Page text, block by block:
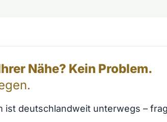
Nähe? Kein Problem.
ist deutschlandweit unterwegs –